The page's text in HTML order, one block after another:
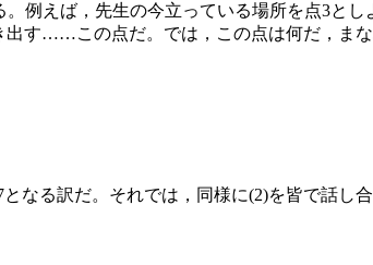
。例えば，先生の今立っている場所を点3と
す……この点だ。では，この点は何だ，まな
となる訳だ。それでは，同様に(2)を皆で話し